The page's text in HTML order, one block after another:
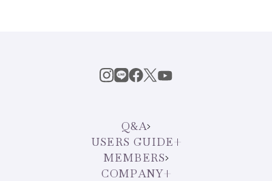
Q&A
USERS GUIDE
MEMBERS
COMPANY